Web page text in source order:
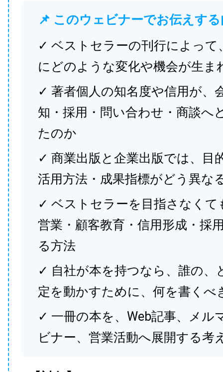
📌 このウェビナーでお伝えす
✓ ベストセラーの刊行によって
にどのような変化や機会が生ま
✓ 著者個人の知名度や信用が、
知・採用・問い合わせ・商談へ
たのか
✓ 商業出版と企業出版では、目
活用方法・成果指標がどう異な
✓ ベストセラーを目指さなくて
営業・顧客教育・信用形成・採
る方法
✓ 自社が本を持つなら、誰の、
定を動かすために、何を書くべ
✓ 一冊の本を、Web記事、メル
ビナー、営業活動へ展開する考